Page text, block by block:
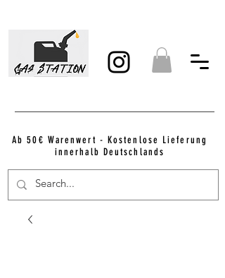
Ab 50€ Warenwert - Kostenlose Lieferung
innerhalb Deutschlands